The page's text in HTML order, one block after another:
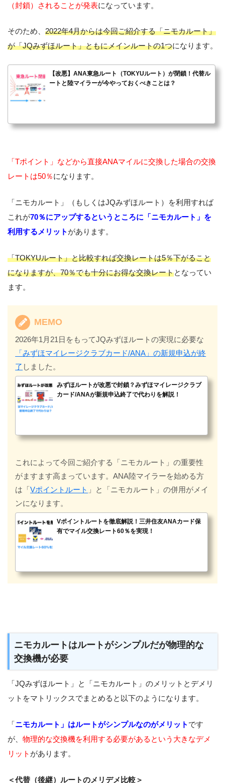
（封鎖）されることが発表になっています。
そのため、 2022年4月からは今回ご紹介する「ニモカルート」
が「JQみずほルート」ともにメインルートの1つになります。
【改悪】ANA東急ルート（TOKYUルート）が閉鎖！代替ル
ートと陸マイラーが今やっておくべきことは？
「Tポイント」などから直接ANAマイルに交換した場合の交換
レートは50％になります。
「ニモカルート」（もしくはJQみずほルート）を利用すれば
これが70％にアップするというところに「ニモカルート」を
利用するメリット があります。
「TOKYUルート」と比較すれば交換レートは5％下がること
になりますが、70％でも十分にお得な交換レートとなってい
ます。
MEMO
2026年1月21日をもってJQみずほルートの実現に必要な
「みずほマイレージクラブカード/ANA」の新規申込が終
了 しました。
みずほルートが改悪で封鎖？みずほマイレージクラブ
カード/ANAが新規申込終了で代わりを解説！
これによって今回ご紹介する「ニモカルート」の重要性
がますます高まっています。ANA陸マイラーを始める方
は「Vポイントルート 」と「ニモカルート」の併用がメイ
ンになります。
Vポイントルートを徹底解説！三井住友ANAカード保
有でマイル交換レート60％を実現！
ニモカルートはルートがシンプルだが物理的な
交換機が必要
「JQみずほルート」と「ニモカルート」のメリットとデメリ
ットをマトリックスでまとめると以下のようになります。
「ニモカルート」はルートがシンプルなのがメリット です
が、 物理的な交換機を利用する必要があるという大きなデメ
リット があります。
＜代替（後継）ルートのメリデメ比較＞